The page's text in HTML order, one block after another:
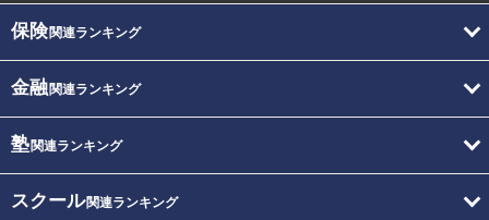
保険関連ランキング
金融関連ランキング
塾関連ランキング
スクール関連ランキング